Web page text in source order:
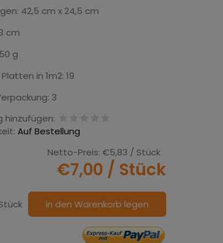
42,5 cm x 24,5 cm
cm
g
in 1m2: 19
3
hinzufügen:
Auf Bestellung
Netto-Preis: €5,83 / Stück
€7,00 / Stück
in den Warenkorb legen